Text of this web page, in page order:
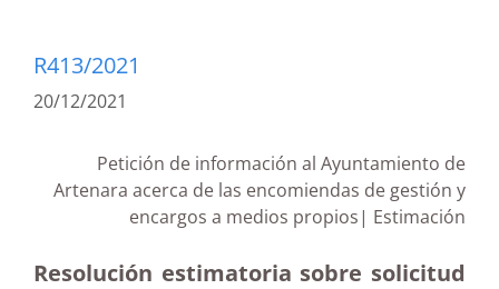
R413/2021
20/12/2021
Petición de información al Ayuntamiento de
Artenara acerca de las encomiendas de gestión y
encargos a medios propios| Estimación
Resolución estimatoria sobre solicitud